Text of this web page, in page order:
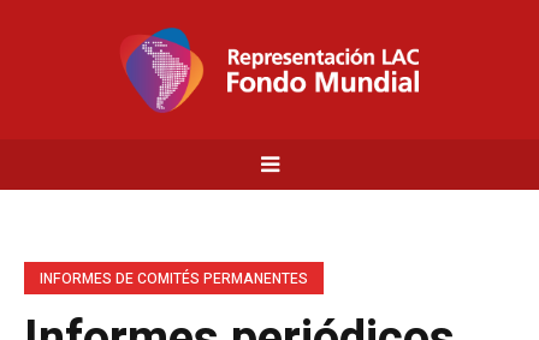
INFORMES DE COMITÉS PERMANENTES